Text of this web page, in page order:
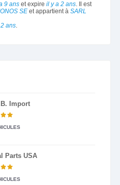
9 anset expire il y a 2 ans. Il est
SEet appartient à SARL
ans.
Import
Parts USA